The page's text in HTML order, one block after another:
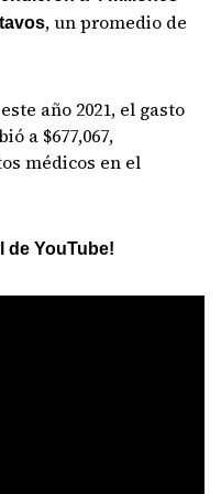
, un promedio de
año 2021, el gasto
a $677,067,
médicos en el
de YouTube!